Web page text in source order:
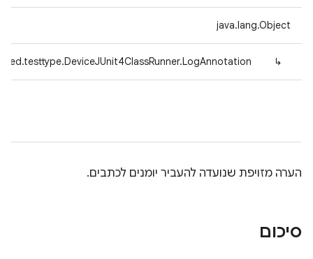
java.lang.Object
↳
הערה מזויפת שנועדה להעביר יומנים לכתבים.
סיכום